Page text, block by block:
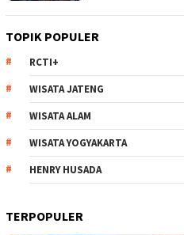
TOPIK POPULER
RCTI+
WISATA JATENG
WISATA ALAM
WISATA YOGYAKARTA
HENRY HUSADA
TERPOPULER